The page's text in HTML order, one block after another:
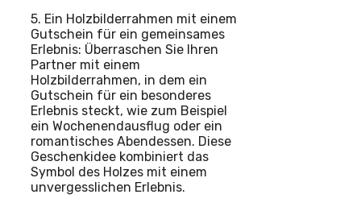
5. Ein Holzbilderrahmen mit einem
Gutschein für ein gemeinsames
Erlebnis: Überraschen Sie Ihren
Partner mit einem
Holzbilderrahmen, in dem ein
Gutschein für ein besonderes
Erlebnis steckt, wie zum Beispiel
ein Wochenendausflug oder ein
romantisches Abendessen. Diese
Geschenkidee kombiniert das
Symbol des Holzes mit einem
unvergesslichen Erlebnis.